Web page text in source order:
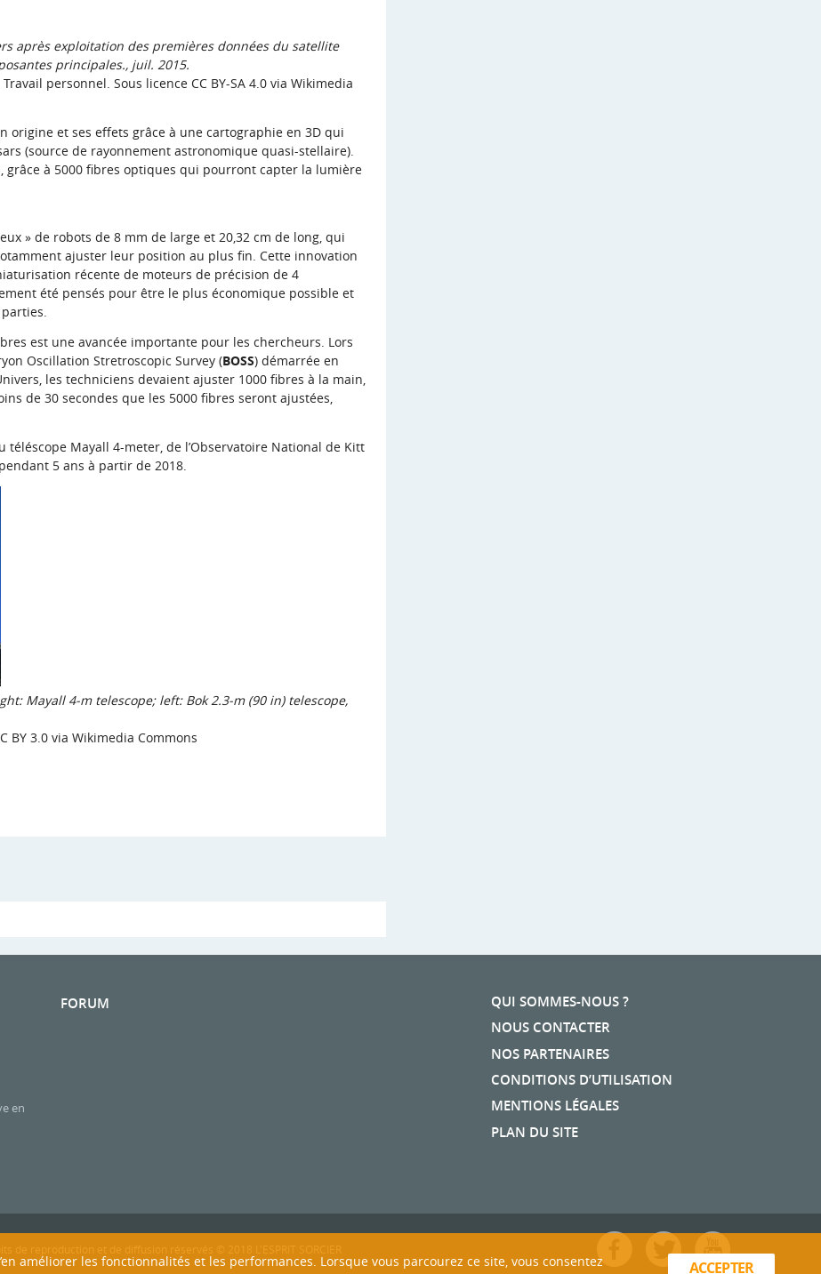
après exploitation des premières données du satellite
principales., juil. 2015.
personnel. Sous licence CC BY-SA 4.0 via Wikimedia
origine et ses effets grâce à une cartographie en 3D qui
(source de rayonnement astronomique quasi-stellaire).
grâce à 5000 fibres optiques qui pourront capter la lumière
» de robots de 8 mm de large et 20,32 cm de long, qui
ajuster leur position au plus fin. Cette innovation
récente de moteurs de précision de 4
été pensés pour être le plus économique possible et
est une avancée importante pour les chercheurs. Lors
Oscillation Stretroscopic Survey (BOSS) démarrée en
les techniciens devaient ajuster 1000 fibres à la main,
de 30 secondes que les 5000 fibres seront ajustées,
téléscope Mayall 4-meter, de l’Observatoire National de Kitt
5 ans à partir de 2018.
Mayall 4-m telescope; left: Bok 2.3-m (90 in) telescope,
BY 3.0 via Wikimedia Commons
en
FORUM
QUI SOMMES-NOUS ?
NOUS CONTACTER
NOS PARTENAIRES
CONDITIONS D’UTILISATION
MENTIONS LÉGALES
PLAN DU SITE
ACCEPTER
améliorer les fonctionnalités et les performances. Lorsque vous parcourez ce site, vous consentez